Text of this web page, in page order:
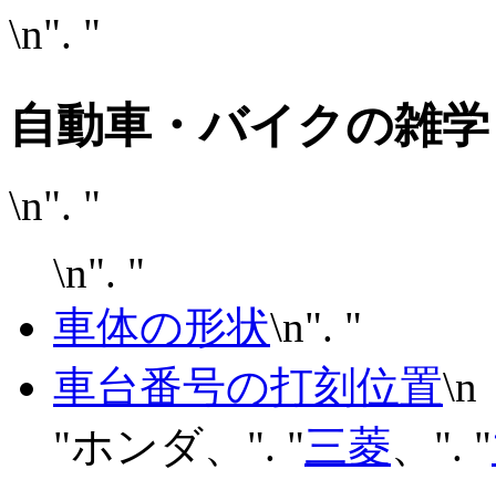
\n". "
自動車・バイクの雑
\n". "
\n". "
車体の形状\n". "
車台番号の打刻位置\n
"ホンダ、". "三菱、". "